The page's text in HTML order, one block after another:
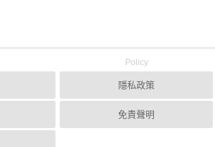
Policy
隱私政策
免責聲明